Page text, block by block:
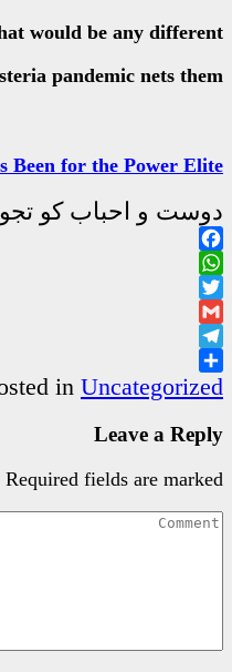
would be any different?
pandemic nets them:
Been for the Power Elite
دوست و احباب کو
Facebook
WhatsApp
Twitter
Gmail
Telegram
Share
in Uncategorized
Leave a Reply
Required fields are marked